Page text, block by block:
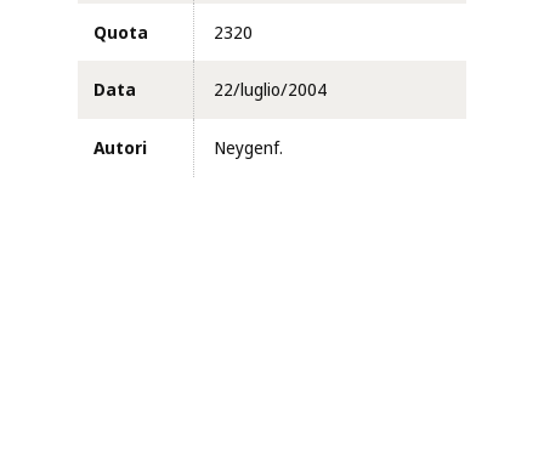
Quota 2320
Data 22/luglio/2004
Autori Neygenf.